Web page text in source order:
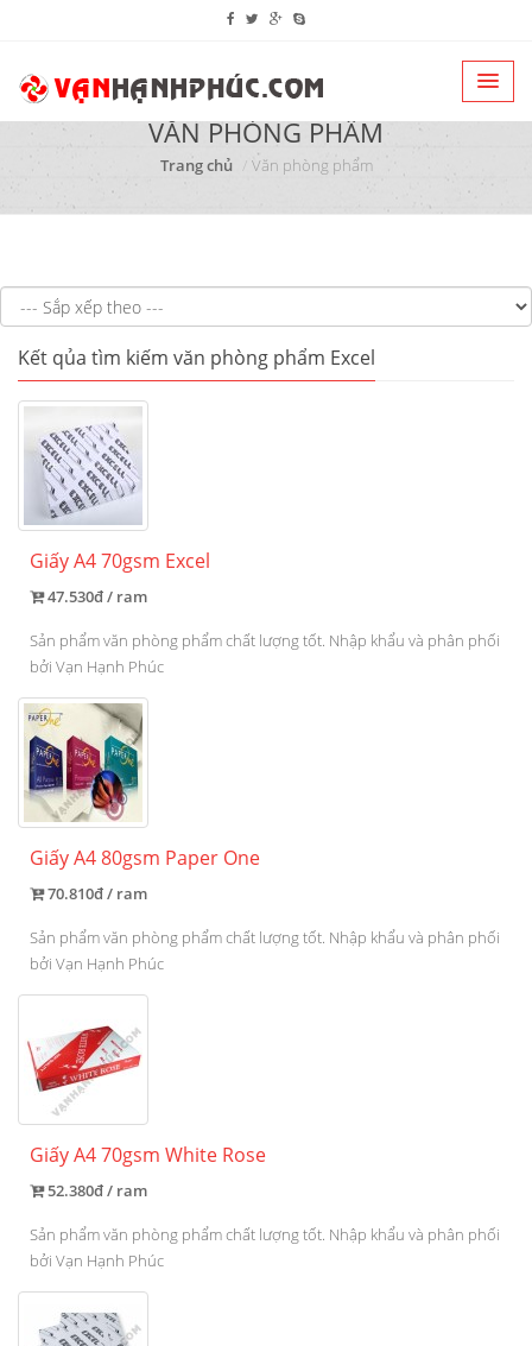
VĂN PHÒNG PHẨM
Trang chủ Văn phòng phẩm
Kết qủa tìm kiếm văn phòng phẩm Excel
Giấy A4 70gsm Excel
47.530đ / ram
Sản phẩm văn phòng phẩm chất lượng tốt. Nhập khẩu và phân phối
bởi Vạn Hạnh Phúc
Giấy A4 80gsm Paper One
70.810đ / ram
Sản phẩm văn phòng phẩm chất lượng tốt. Nhập khẩu và phân phối
bởi Vạn Hạnh Phúc
Giấy A4 70gsm White Rose
52.380đ / ram
Sản phẩm văn phòng phẩm chất lượng tốt. Nhập khẩu và phân phối
bởi Vạn Hạnh Phúc